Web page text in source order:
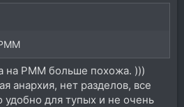
на РММ больше похожа. )))
анархия, нет разделов, все
удобно для тупых и не очень